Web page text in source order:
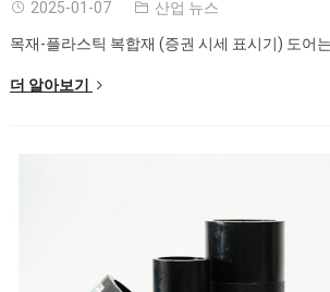
2025-01-07 산업 뉴스
목재-플라스틱 복합재 (증권 시세 표시기) 도어는
더 알아보기